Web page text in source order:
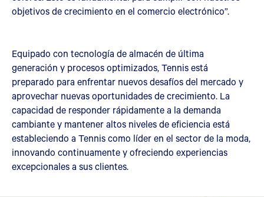
objetivos de crecimiento en el comercio electrónico”.
Equipado con tecnología de almacén de última
generación y procesos optimizados, Tennis está
preparado para enfrentar nuevos desafíos del mercado y
aprovechar nuevas oportunidades de crecimiento. La
capacidad de responder rápidamente a la demanda
cambiante y mantener altos niveles de eficiencia está
estableciendo a Tennis como líder en el sector de la moda,
innovando continuamente y ofreciendo experiencias
excepcionales a sus clientes.